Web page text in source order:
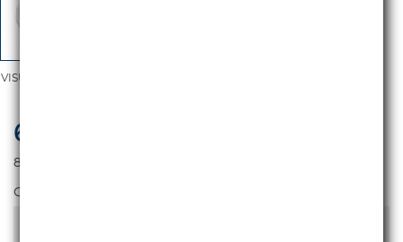
VISUALIZZA TUTTE LE IMMAGINI
6.950,00 €
8.479,00 €
Colore